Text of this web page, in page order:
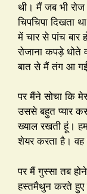
थी। मैं जब भी
चिपचिपा दिखता
में चार से पांच बार
रोजाना कपड़े धोते
बात से मैं तंग आ
पर मैंने सोचा कि
उससे बहुत प्यार
ख्याल रखती हूं।
शेयर करता है। वह
पर मैं गुस्सा तब
हस्तमैथुन करते हुए